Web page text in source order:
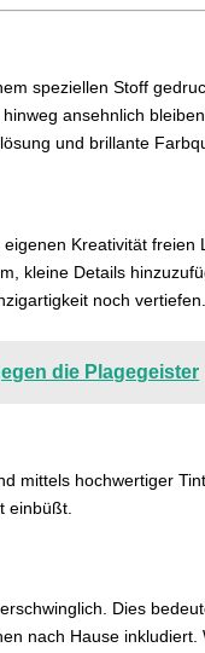
speziellen Stoff
ansehnlich
und brillante
Kreativität
kleine Details
noch vertiefen.
die Plagegeister
mittels hochwertiger
einbüßt.
Dies
nach Hause